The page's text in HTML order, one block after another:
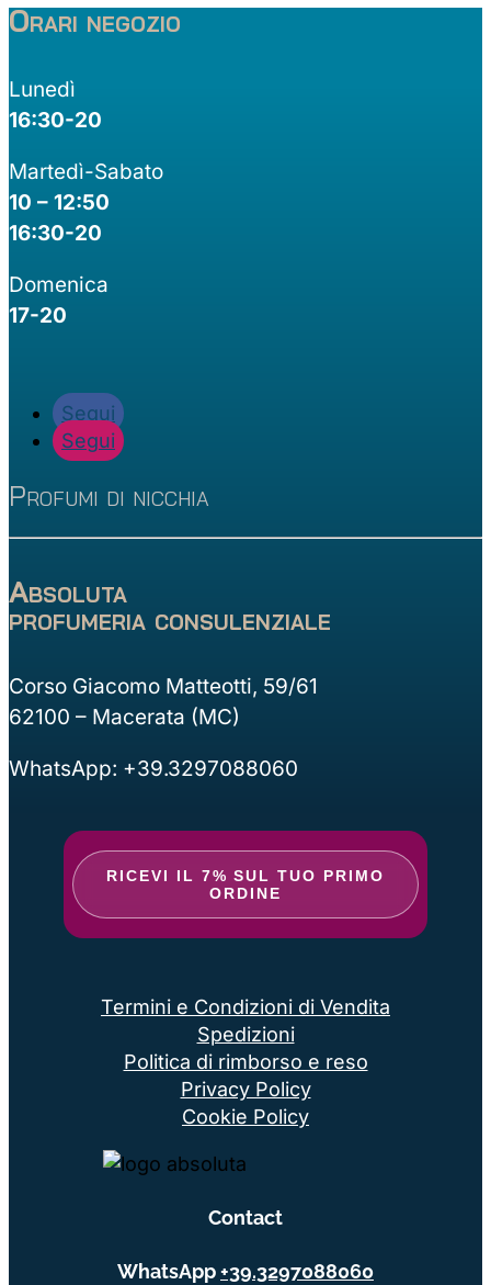
Orari negozio
Lunedì
16:30-20
Martedì-Sabato
10 – 12:50
16:30-20
Domenica
17-20
Segui
Segui
Profumi di nicchia
Absoluta
profumeria consulenziale
Corso Giacomo Matteotti, 59/61
62100 – Macerata (MC)
WhatsApp: +39.3297088060
RICEVI IL 7% SUL TUO PRIMO
ORDINE
Termini e Condizioni di Vendita
Spedizioni
Politica di rimborso e reso
Privacy Policy
Cookie Policy
Contact
WhatsApp+39.3297088060